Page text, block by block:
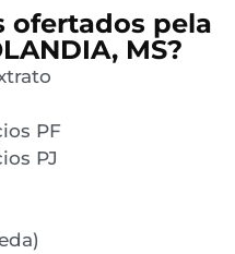
ofertados pela
MS?
PF
PJ